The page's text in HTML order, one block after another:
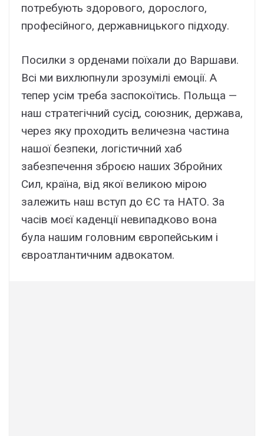
потребують здорового, дорослого,
професійного, державницького підходу.
Посилки з орденами поїхали до Варшави.
Всі ми вихлюпнули зрозумілі емоції. А
тепер усім треба заспокоїтись. Польща —
наш стратегічний сусід, союзник, держава,
через яку проходить величезна частина
нашої безпеки, логістичний хаб
забезпечення зброєю наших Збройних
Сил, країна, від якої великою мірою
залежить наш вступ до ЄС та НАТО. За
часів моєї каденції невипадково вона
була нашим головним європейським і
євроатлантичним адвокатом.